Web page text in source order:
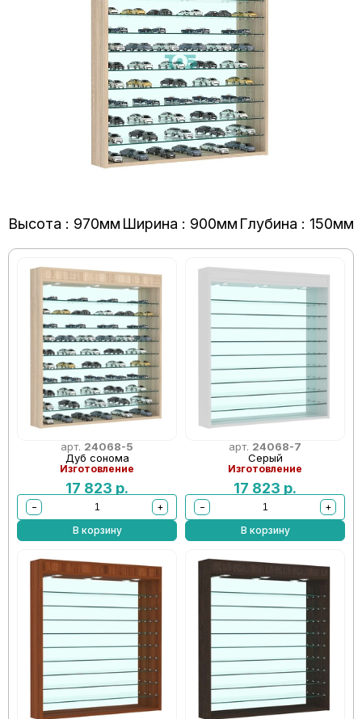
Высота : 970мм Ширина : 900мм Глубина : 150мм
арт. 24068-5
Дуб сонома
Изготовление
17 823 р.
−
+
В корзину
арт. 24068-7
Серый
Изготовление
17 823 р.
−
+
В корзину